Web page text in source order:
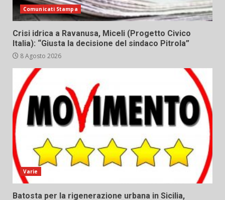
Comunicati Stampa
Crisi idrica a Ravanusa, Miceli (Progetto Civico
Italia): “Giusta la decisione del sindaco Pitrola”
8 Agosto 2026
Varie
Batosta per la rigenerazione urbana in Sicilia,